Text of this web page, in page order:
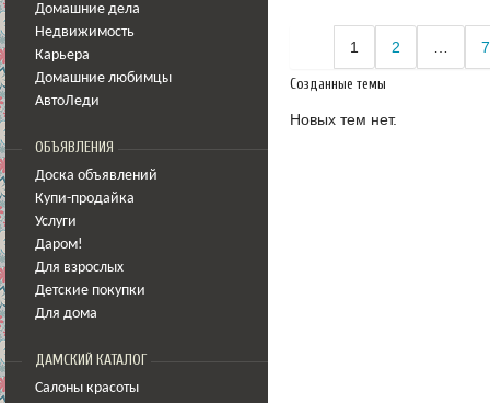
Домашние дела
Недвижимость
Карьера
Домашние любимцы
АвтоЛеди
ОБЪЯВЛЕНИЯ
Доска объявлений
Купи-продайка
Услуги
Даром!
Для взрослых
Детские покупки
Для дома
ДАМСКИЙ КАТАЛОГ
Салоны красоты
1 2 7
Созданные темы
Новых тем нет.